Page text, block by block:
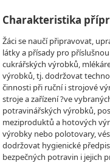
Charakteristika
Žáci se naučí připravovat,
látky a přísady pro
cukrářských výrobků,
výrobků, tj. dodržovat
činnosti při ruční i strojové
stroje a zařízení ?ve
potravinářských výrobků,
meziproduktů a hotových
výrobky nebo polotovary,
dodržovat hygienické
bezpečných potravin i jejich